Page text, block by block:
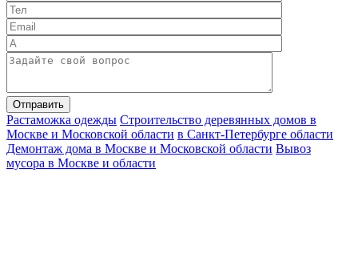
Растаможка одежды Строительство деревянных домов в
Москве и Московской области в Санкт-Петербурге области
Демонтаж дома в Москве и Московской области Вывоз
мусора в Москве и области